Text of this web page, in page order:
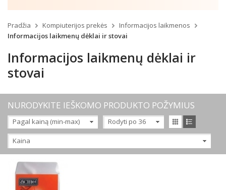
Pradžia Kompiuterijos prekės
Informacijos laikmenos
Informacijos laikmenų dėklai ir stovai
Informacijos laikmenų dėklai ir
stovai
NURODYKITE IEŠKOMO PRODUKTO POŽYMIUS
Pagal kainą (min-max) Rodyti po 36
Kaina